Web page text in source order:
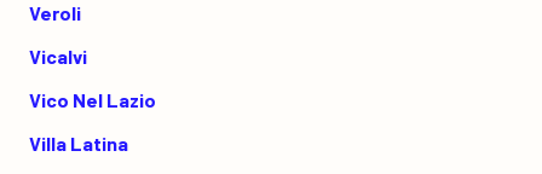
Veroli
Vicalvi
Vico Nel Lazio
Villa Latina